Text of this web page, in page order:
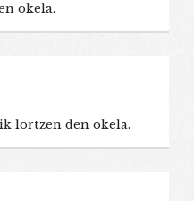
okela.
lortzen den okela.